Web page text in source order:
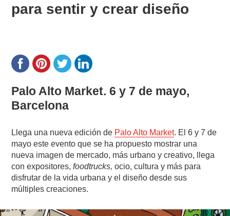
para sentir y crear diseño
Palo Alto Market. 6 y 7 de mayo,
Barcelona
Llega una nueva edición de Palo Alto Market. El 6 y 7 de
mayo este evento que se ha propuesto mostrar una
nueva imagen de mercado, más urbano y creativo, llega
con expositores,foodtrucks, ocio, cultura y más para
disfrutar de la vida urbana y el diseño desde sus
múltiples creaciones.